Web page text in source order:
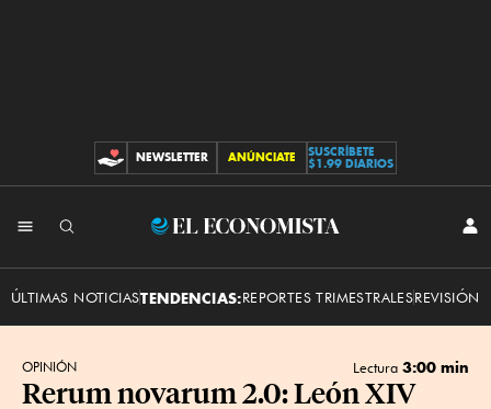
CONTRIBUCIONES
NEWSLETTER ANÚNCIATE
SUSCRÍBETE
$1.99 DIARIOS
El
ÚLTIMAS NOTICIASTENDENCIAS:REPORTES TRIMESTRALESREVISIÓN
OPINIÓN Lectura 3:00 min
Rerum novarum 2.0: León XIV